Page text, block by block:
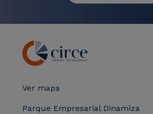
Ver mapa
Parque Empresarial Dinamiza